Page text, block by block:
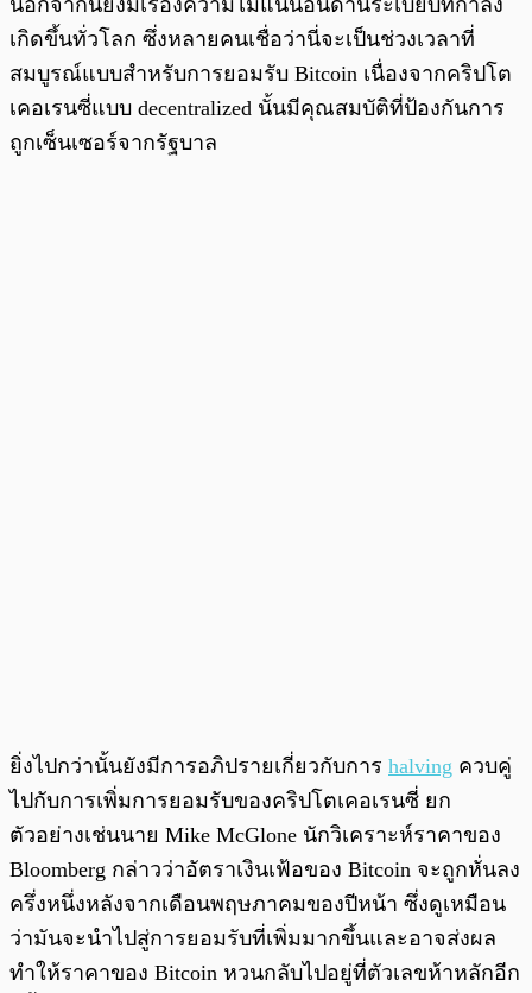
เกิดขึ้นทั่วโลก ซึ่งหลายคนเชื่อว่านี่จะเป็นช่วงเวลาที่
สมบูรณ์แบบสำหรับการยอมรับ Bitcoin เนื่องจากคริปโต
เคอเรนซี่แบบ decentralized นั้นมีคุณสมบัติที่ป้องกันการ
ถูกเซ็นเซอร์จากรัฐบาล
ยิ่งไปกว่านั้นยังมีการอภิปรายเกี่ยวกับการ halving ควบคู่
ไปกับการเพิ่มการยอมรับของคริปโตเคอเรนซี่ ยก
ตัวอย่างเช่นนาย Mike McGlone นักวิเคราะห์ราคาของ
Bloomberg กล่าวว่าอัตราเงินเฟ้อของ Bitcoin จะถูกหั่นลง
ครึ่งหนึ่งหลังจากเดือนพฤษภาคมของปีหน้า ซึ่งดูเหมือน
ว่ามันจะนำไปสู่การยอมรับที่เพิ่มมากขึ้นและอาจส่งผล
ทำให้ราคาของ Bitcoin หวนกลับไปอยู่ที่ตัวเลขห้าหลักอีก